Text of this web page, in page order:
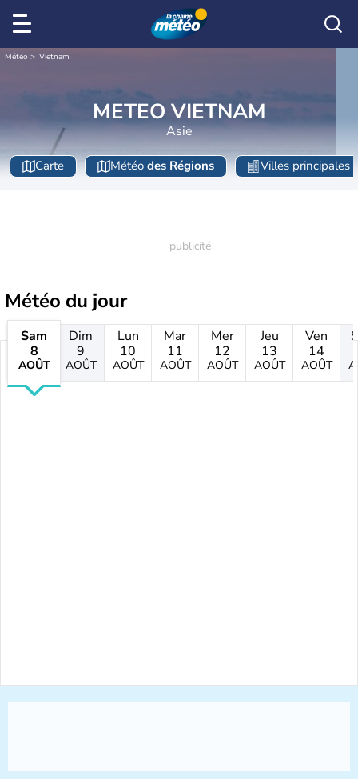
Météo Vietnam
METEO VIETNAM
Asie
Carte Météo des Régions Villes principales
Météo du jour
Sam
8
AOÛT
Dim
9
AOÛT
Lun
10
AOÛT
Mar
11
AOÛT
Mer
12
AOÛT
Jeu
13
AOÛT
Ven
14
AOÛT